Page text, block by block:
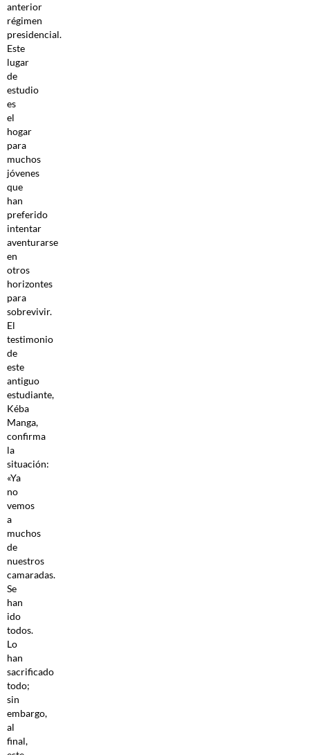
anterior
régimen
presidencial.
Este
lugar
de
estudio
es
el
hogar
para
muchos
jóvenes
que
han
preferido
intentar
aventurarse
en
otros
horizontes
para
sobrevivir.
El
testimonio
de
este
antiguo
estudiante,
Kéba
Manga,
confirma
la
situación:
«Ya
no
vemos
a
muchos
de
nuestros
camaradas.
Se
han
ido
todos.
Lo
han
sacrificado
todo;
sin
embargo,
al
final,